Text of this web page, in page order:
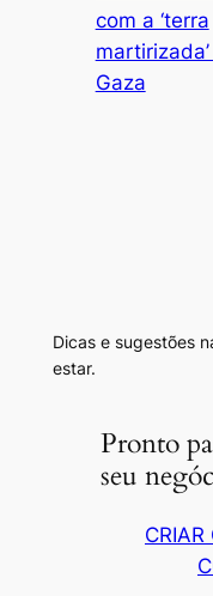
com a ‘terra
Gaza
Dicas e sugestões
estar.
Pronto
seu
CRIAR